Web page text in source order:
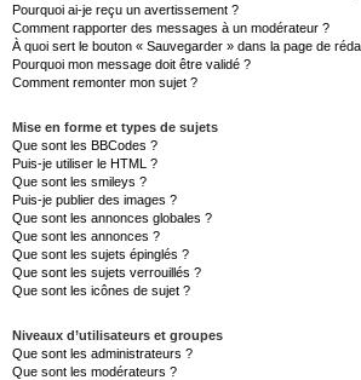
Pourquoi ai-je reçu un avertissement ?
Comment rapporter des messages à un modérateur ?
À quoi sert le bouton « Sauvegarder » dans la page de
Pourquoi mon message doit être validé ?
Comment remonter mon sujet ?
Mise en forme et types de sujets
Que sont les BBCodes ?
Puis-je utiliser le HTML ?
Que sont les smileys ?
Puis-je publier des images ?
Que sont les annonces globales ?
Que sont les annonces ?
Que sont les sujets épinglés ?
Que sont les sujets verrouillés ?
Que sont les icônes de sujet ?
Niveaux d’utilisateurs et groupes
Que sont les administrateurs ?
Que sont les modérateurs ?